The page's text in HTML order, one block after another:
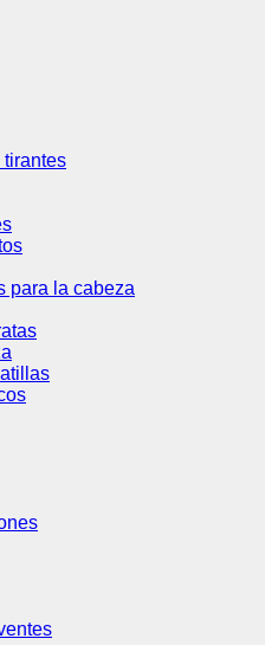
tirantes
para la cabeza